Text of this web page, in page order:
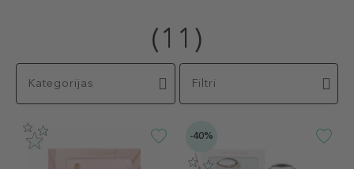
(11)
Kategorijas Filtri
-40%